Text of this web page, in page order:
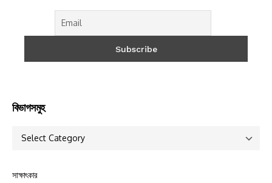
বিভাগসমুহ
সাক্ষাৎকার